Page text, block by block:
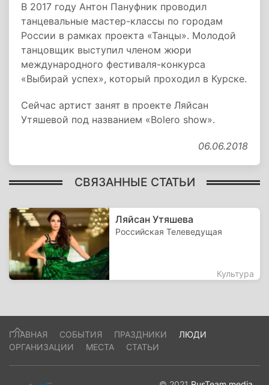
В 2017 году Антон Пануфник проводил
танцевальные мастер-классы по городам
России в рамках проекта «Танцы». Молодой
танцовщик выступил членом жюри
международного фестиваля-конкурса
«Выбирай успех», который проходил в Курске.
Сейчас артист занят в проекте Ляйсан
Утяшевой под названием «Bolero show».
06.06.2018
СВЯЗАННЫЕ СТАТЬИ
Ляйсан Утяшева
Российская Телеведущая
Культура
ГЛАВНАЯ СОБЫТИЯ ПРАЗДНИКИ
ЛЮДИ
ОРГАНИЗАЦИИ
МЕСТА СТАТЬИ